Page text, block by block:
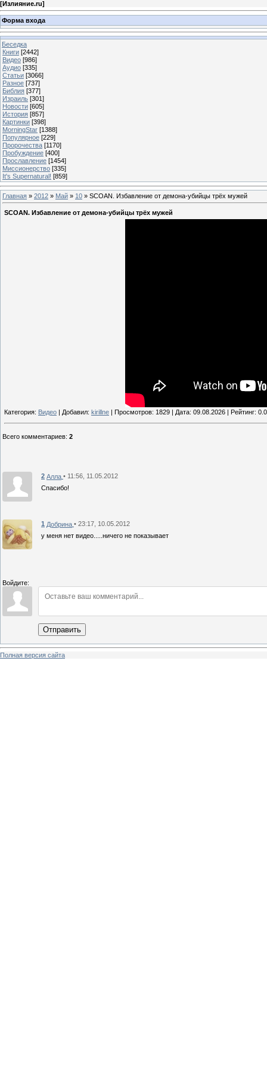
[Излияние.ru]
Форма входа
Беседка
Книги [2442]
Видео [986]
Аудио [335]
Статьи [3066]
Разное [737]
Библия [377]
Израиль [301]
Новости [605]
История [857]
Картинки [398]
MorningStar [1388]
Популярное [229]
Пророчества [1170]
Пробуждение [400]
Прославление [1454]
Миссионерство [335]
It's Supernatural! [859]
Главная » 2012 » Май » 10 » SCOAN. Избавление от демона-убийцы трёх мужей
SCOAN. Избавление от демона-убийцы трёх мужей
Категория: Видео | Добавил: kirillne | Просмотров: 1829 | Дата: 09.08.2026 | Рейтинг:
Всего комментариев: 2
2 Алла • 11:56, 11.05.2012
Спасибо!
1 Добрина • 23:17, 10.05.2012
у меня нет видео.....ничего не показывает
Войдите:
Отправить
Полная версия сайта